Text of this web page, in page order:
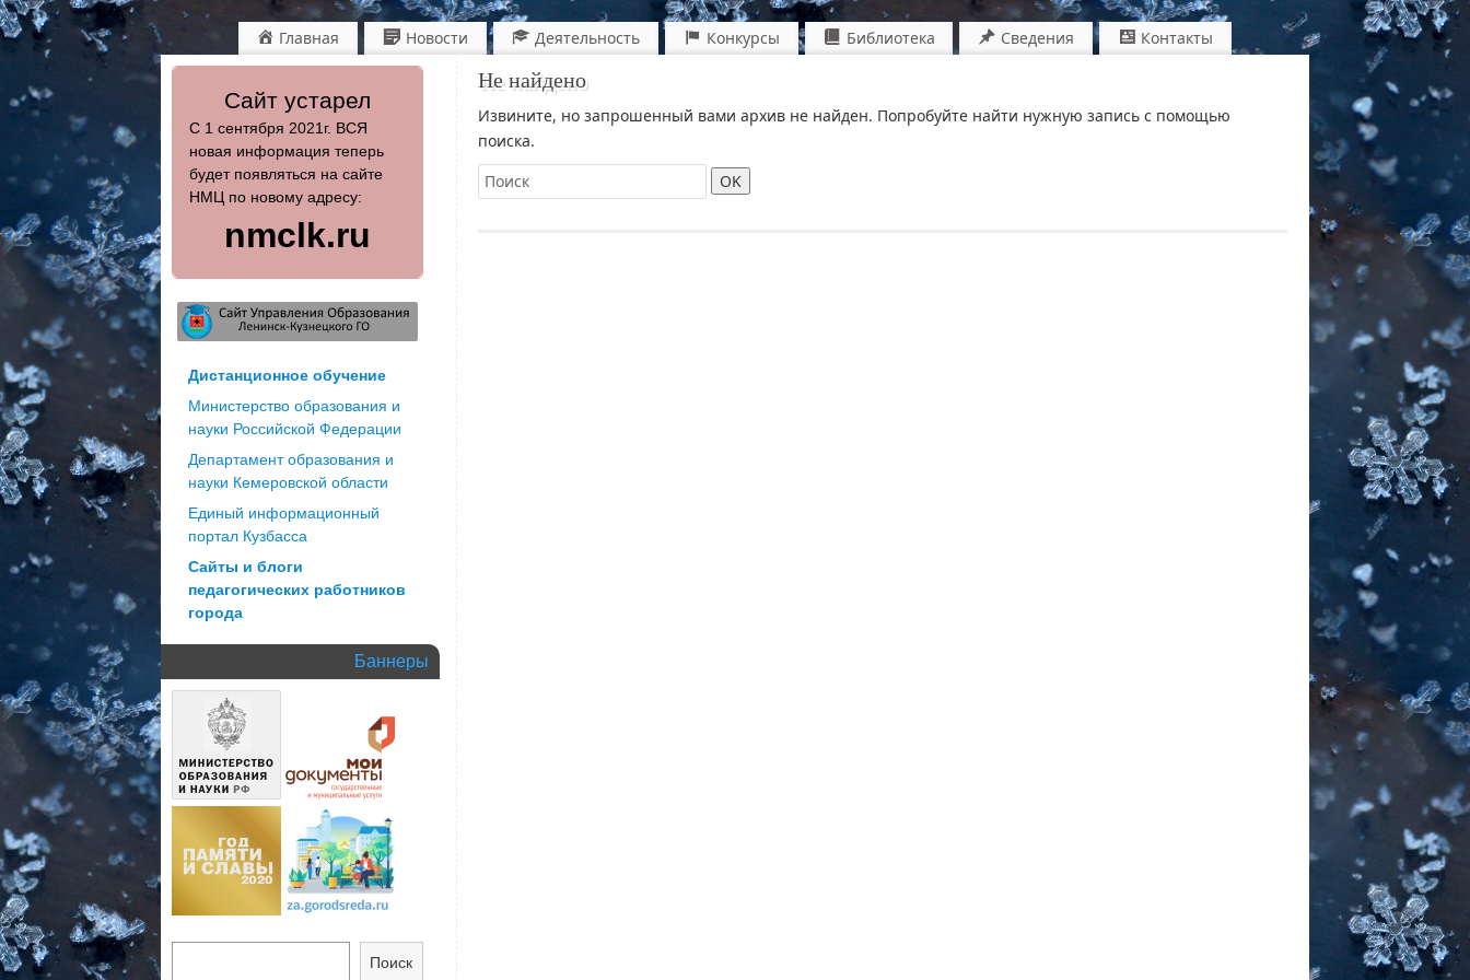
Главная Новости Деятельность Конкурсы Библиотека Сведения Контакты
Не найдено
Извините, но запрошенный вами архив не найден. Попробуйте найти нужную запись с помощью
поиска.
Сайт устарел
С 1 сентября 2021г. ВСЯ
новая информация теперь
будет появляться на сайте
НМЦ по новому адресу:
nmclk.ru
Дистанционное обучение
Министерство образования и
науки Российской Федерации
Департамент образования и
науки Кемеровской области
Единый информационный
портал Кузбасса
Сайты и блоги
педагогических работников
города
Баннеры
Поиск